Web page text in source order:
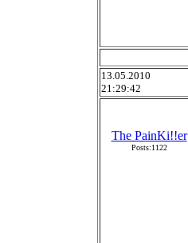
13.05.2010
21:29:42
The PainKi!!er
Posts:1122